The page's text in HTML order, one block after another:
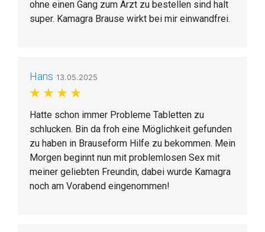
ohne einen Gang zum Arzt zu bestellen sind halt
super. Kamagra Brause wirkt bei mir einwandfrei.
Hans 13.05.2025
Hatte schon immer Probleme Tabletten zu
schlucken. Bin da froh eine Möglichkeit gefunden
zu haben in Brauseform Hilfe zu bekommen. Mein
Morgen beginnt nun mit problemlosen Sex mit
meiner geliebten Freundin, dabei wurde Kamagra
noch am Vorabend eingenommen!